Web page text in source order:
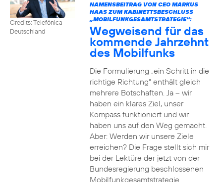
Credits: Telefónica
Deutschland
NAMENSBEITRAG VON CEO MARKUS
HAAS ZUM KABINETTSBESCHLUSS
„MOBILFUNKGESAMTSTRATEGIE“:
Wegweisend für das
kommende Jahrzehnt
des Mobilfunks
Die Formulierung „ein Schritt in die
richtige Richtung“ enthält gleich
mehrere Botschaften. Ja – wir
haben ein klares Ziel, unser
Kompass funktioniert und wir
haben uns auf den Weg gemacht.
Aber: Werden wir unsere Ziele
erreichen? Die Frage stellt sich mir
bei der Lektüre der jetzt von der
Bundesregierung beschlossenen
Mobilfunkgesamtstrategie.